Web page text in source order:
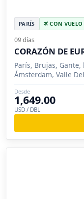
PARÍS CON VUELO
09 días
CORAZÓN DE
París, Brujas, Gante,
Ámsterdam, Valle
Desde
1,649.00
USD / DBL